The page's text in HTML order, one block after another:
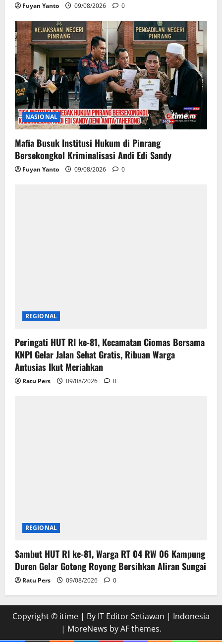
Fuyan Yanto 09/08/2026 0
NASIONAL
Mafia Busuk Institusi Hukum di Pinrang
Bersekongkol Kriminalisasi Andi Edi Sandy
Fuyan Yanto 09/08/2026 0
REGIONAL
Peringati HUT RI ke-81, Kecamatan Ciomas Bersama
KNPI Gelar Jalan Sehat Gratis, Ribuan Warga
Antusias Ikut Meriahkan
Ratu Pers 09/08/2026 0
REGIONAL
Sambut HUT RI ke-81, Warga RT 04 RW 06 Kampung
Duren Gelar Gotong Royong Bersihkan Aliran Sungai
Ratu Pers 09/08/2026 0
Copyright © itime | By IT Editor Setiawan | Indonesia
| MoreNews by AF themes.